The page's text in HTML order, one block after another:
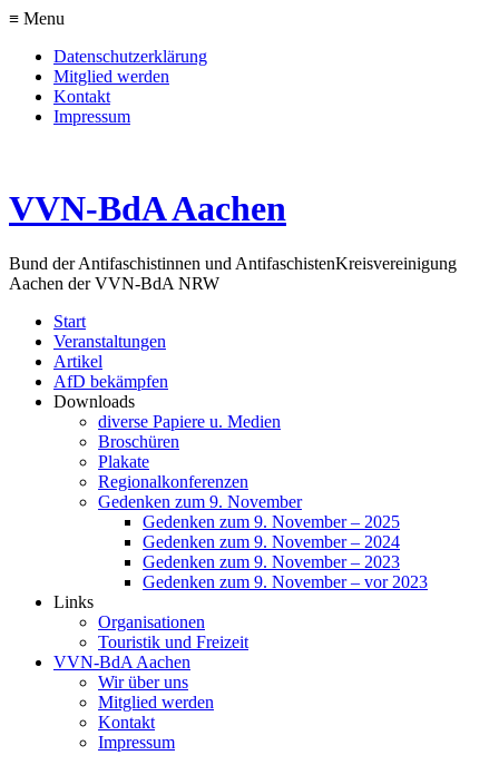
≡ Menu
Datenschutzerklärung
Mitglied werden
Kontakt
Impressum
VVN-BdA Aachen
Bund der Antifaschistinnen und AntifaschistenKreisvereinigung
Aachen der VVN-BdA NRW
Start
Veranstaltungen
Artikel
AfD bekämpfen
Downloads
diverse Papiere u. Medien
Broschüren
Plakate
Regionalkonferenzen
Gedenken zum 9. November
Gedenken zum 9. November – 2025
Gedenken zum 9. November – 2024
Gedenken zum 9. November – 2023
Gedenken zum 9. November – vor 2023
Links
Organisationen
Touristik und Freizeit
VVN-BdA Aachen
Wir über uns
Mitglied werden
Kontakt
Impressum